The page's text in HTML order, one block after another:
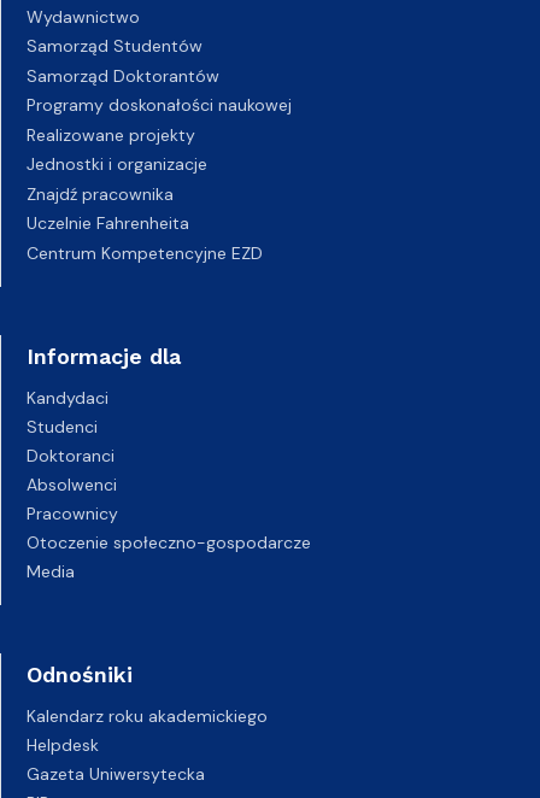
Wydawnictwo
Samorząd Studentów
Samorząd Doktorantów
Programy doskonałości naukowej
Realizowane projekty
Jednostki i organizacje
Znajdź pracownika
Uczelnie Fahrenheita
Centrum Kompetencyjne EZD
Informacje dla
Kandydaci
Studenci
Doktoranci
Absolwenci
Pracownicy
Otoczenie społeczno-gospodarcze
Media
Odnośniki
Kalendarz roku akademickiego
Helpdesk
Gazeta Uniwersytecka